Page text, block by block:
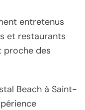
entretenus
et restaurants
proche des
Beach à Saint-